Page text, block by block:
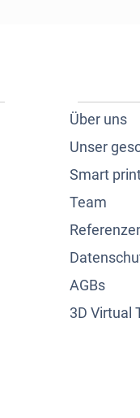
Über uns
Unser
Smart
Team
AGBs
3D Virtual